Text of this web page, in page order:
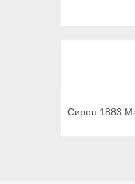
Сироп 1883